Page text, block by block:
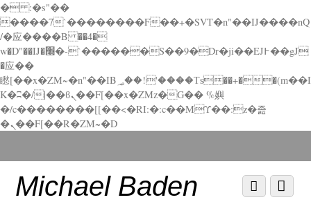
� :�s"��
����7`��������F��+�SVT�n"��IJ����nQ
/�应����B ��4�
w�D"��IJ�׭�-`������S��9�Dr�ji��EJ߅��gJ
�应��
矁[��x�ZM~�n"��IB؃��!'����Тѕ��+��(m��I
K�ʭ�/|��ϐܢ��F[��x�ZMz�G�� %嬩
�/c��������[[��<�RI:�:c��MΎ��:z�졾
�ܢ��F[��R�ZM~�D
down
contentMichael Baden Menu
Scroll
down